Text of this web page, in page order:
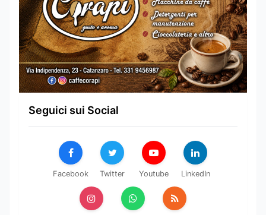
Seguici sui Social
Facebook Twitter Youtube LinkedIn